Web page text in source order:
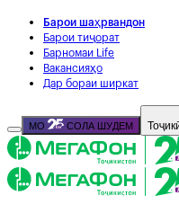
Барои шаҳрвандон
Барои тиҷорат
Барномаи Life
Вакансияҳо
Дар бораи ширкат
МО СОЛА ШУДЕМ